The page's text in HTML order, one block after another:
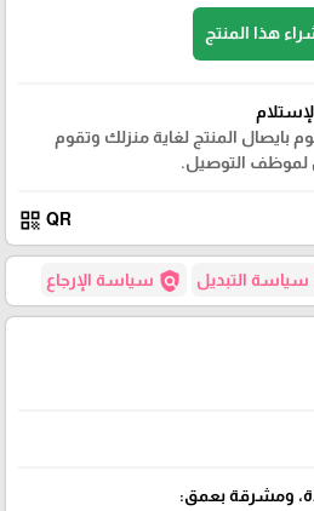
هذا المنتج
بايصال المنتج لغاية منزلك وتقوم
لموظف التوصيل.
QR
qr_code
سياسة التبديل policy سياسة الإرجاع